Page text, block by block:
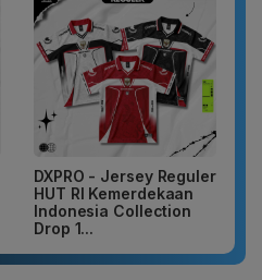
DXPRO - Jersey Reguler
HUT RI Kemerdekaan
Indonesia Collection
Drop 1...